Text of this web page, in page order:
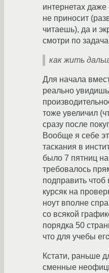
интернетах даже
не приносит
читаешь), да и
смотри по
как жить
Для начала
реально
тоже увеличил
сразу после
Вообще я себе
таскания в
было 7 пятниц
требовалось
подправить
курсяк на
ноут вполне
со всякой
порядка 50
что для учебы
Кстати, раньше
сменные